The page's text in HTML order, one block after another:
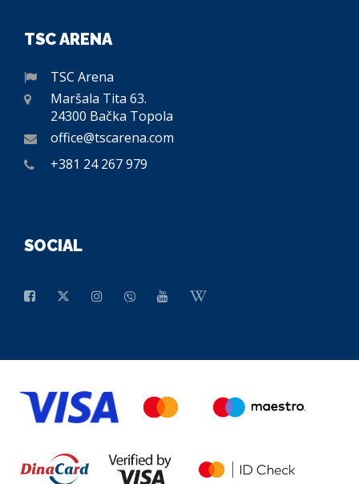
TSC ARENA
TSC Arena
Maršala Tita 63.
24300 Bačka Topola
office@tscarena.com
+381 24 267 979
SOCIAL